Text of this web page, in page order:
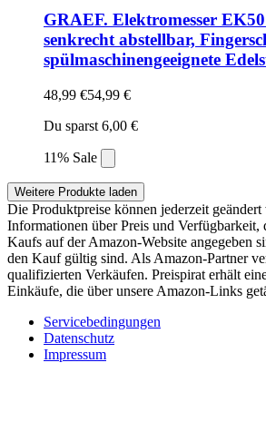
GRAEF. Elektromesser
senkrecht abstellbar,
spülmaschinengeeignete
48,99 €54,99 €
Du sparst 6,00 €
11% Sale
Weitere Produkte laden
Die Produktpreise können jederzeit
Informationen über Preis und Verfügbarkeit,
Kaufs auf der Amazon-Website angegeben
den Kauf gültig sind. Als Amazon-Partner
qualifizierten Verkäufen. Preispirat erhält
Einkäufe, die über unsere Amazon-Links
Servicebedingungen
Datenschutz
Impressum